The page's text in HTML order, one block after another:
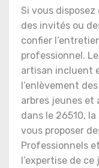
Si vous
des invités ou
confier
professionnel.
artisan incluent
l’enlèvement
arbres jeunes et
dans le 26510,
vous proposer
Professionnels
l’expertise de